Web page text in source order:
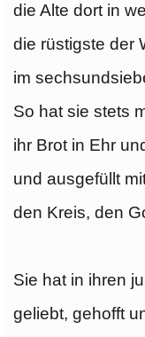
die Alte dort in
die rüstigste der
im
So hat sie stets
ihr Brot in Ehr
und ausgefüllt
den Kreis, den
Sie hat in ihren
geliebt, gehofft